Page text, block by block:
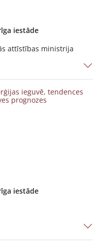
iestāde
attīstības ministrija
ieguvē, tendences
prognozes
iestāde